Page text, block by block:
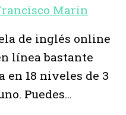
Marin
de inglés online
línea bastante
en 18 niveles de 3
Puedes…